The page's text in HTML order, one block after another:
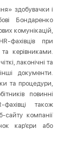
здобувачки і
Бондаренко
комунікацій,
фахівців при
керівниками.
лаконічні та
документи.
та процедури,
повинні
фахівці також
сайту компанії
кар’єри або